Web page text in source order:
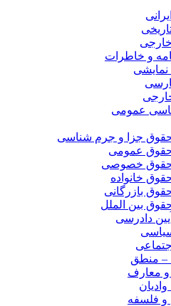
و خاطرات
نمایشی
عمومی
جزا و جرم شناسی
عمومی
حقوق خصوصی
خانواده
بازرگانی
بین الملل
دادرسی
– منطق
و معارف
و فلسفه